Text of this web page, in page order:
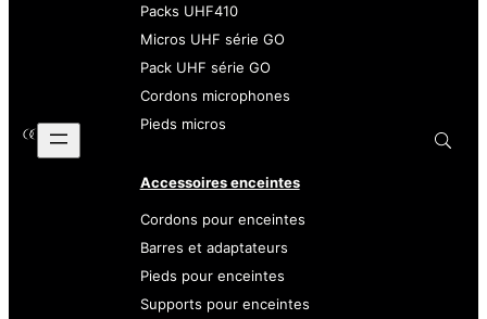
Packs UHF410
Micros UHF série GO
Pack UHF série GO
Cordons microphones
Pieds micros
Accessoires enceintes
Cordons pour enceintes
Barres et adaptateurs
Pieds pour enceintes
Supports pour enceintes